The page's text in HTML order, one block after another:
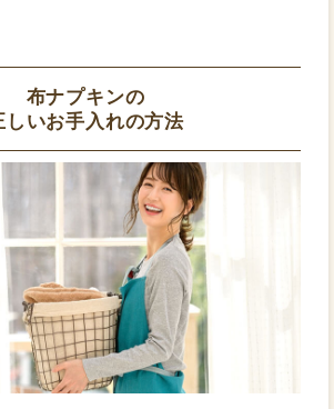
布ナプキンの
しいお手入れの方法